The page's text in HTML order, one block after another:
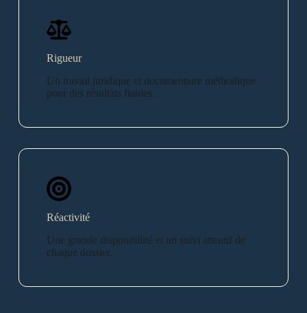
Rigueur
Un travail juridique et documentaire méthodique
pour des résultats fiables.
Réactivité
Une grande disponibilité et un suivi attentif de
chaque dossier.